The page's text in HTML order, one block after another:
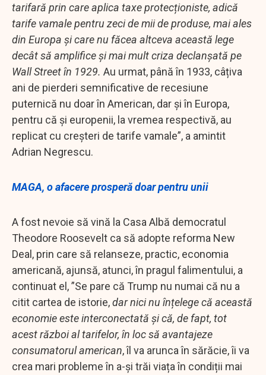
tarifară prin care aplica taxe protecționiste, adică
tarife vamale pentru zeci de mii de produse, mai ales
din Europa și care nu făcea altceva această lege
decât să amplifice și mai mult criza declanșată pe
Wall Street în 1929. Au urmat, până în 1933, câțiva
ani de pierderi semnificative de recesiune
puternică nu doar în American, dar și în Europa,
pentru că și europenii, la vremea respectivă, au
replicat cu creșteri de tarife vamale”, a amintit
Adrian Negrescu.
MAGA, o afacere prosperă doar pentru unii
A fost nevoie să vină la Casa Albă democratul
Theodore Roosevelt ca să adopte reforma New
Deal, prin care să relanseze, practic, economia
americană, ajunsă, atunci, în pragul falimentului, a
continuat el, ”Se pare că Trump nu numai că nu a
citit cartea de istorie,dar nici nu înțelege că această
economie este interconectată și că, de fapt, tot
acest război al tarifelor, în loc să avantajeze
consumatorul american, îl va arunca în sărăcie, îi va
crea mari probleme în a-și trăi viața în condiții mai